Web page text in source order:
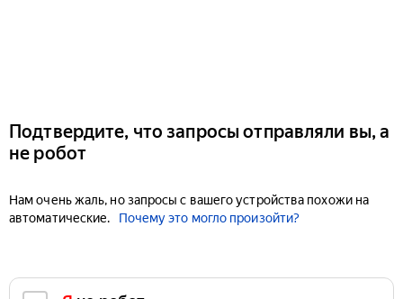
Подтвердите, что запросы отправляли вы, а
не робот
Нам очень жаль, но запросы с вашего устройства похожи на
автоматические.
Почему это могло произойти?